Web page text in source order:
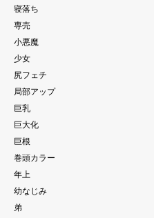
寝落ち
専売
小悪魔
少女
尻フェチ
局部アップ
巨乳
巨大化
巨根
巻頭カラー
年上
幼なじみ
弟